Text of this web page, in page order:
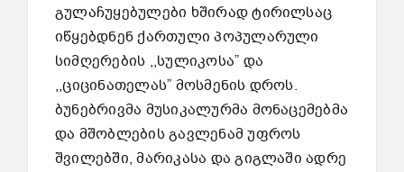
გულაჩუყებულები ხშირად ტირილსაც
იწყებდნენ ქართული პოპულარული
სიმღერების ,,სულიკოსა” და
,,ციცინათელას” მოსმენის დროს.
ბუნებრივმა მუსიკალურმა მონაცემებმა
და მშობლების გავლენამ უფროს
შვილებში, მარიკასა და გიგლაში ადრე